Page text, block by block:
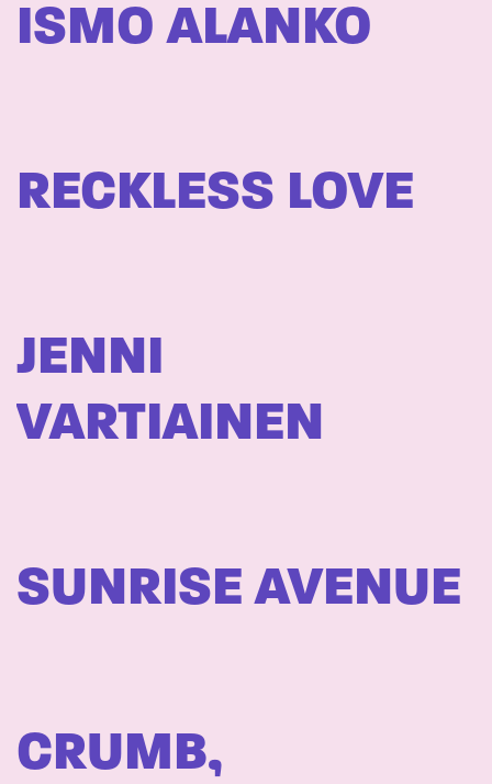
ISMO ALANKO
RECKLESS LOVE
JENNI
VARTIAINEN
SUNRISE AVENUE
CRUMB,